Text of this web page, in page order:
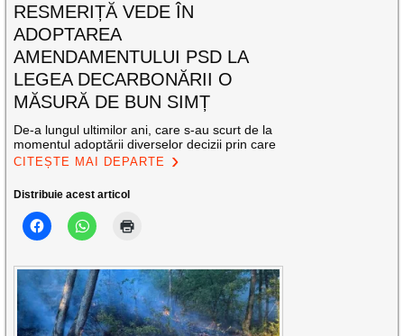
RESMERIȚĂ VEDE ÎN
ADOPTAREA
AMENDAMENTULUI PSD LA
LEGEA DECARBONĂRII O
MĂSURĂ DE BUN SIMȚ
De-a lungul ultimilor ani, care s-au scurt de la
momentul adoptării diverselor decizii prin care
CITEȘTE MAI DEPARTE
Distribuie acest articol